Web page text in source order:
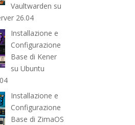
Vaultwarden su
26.04
Installazione e
Configurazione
Base di Kener
su Ubuntu
Installazione e
Configurazione
Base di ZimaOS